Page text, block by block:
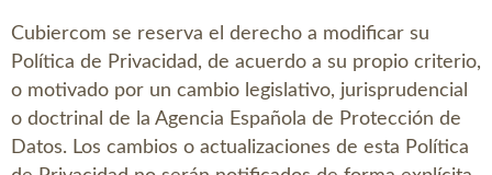
Cubiercom se reserva el derecho a modificar su
Política de Privacidad, de acuerdo a su propio criterio,
o motivado por un cambio legislativo, jurisprudencial
o doctrinal de la Agencia Española de Protección de
Datos. Los cambios o actualizaciones de esta Política